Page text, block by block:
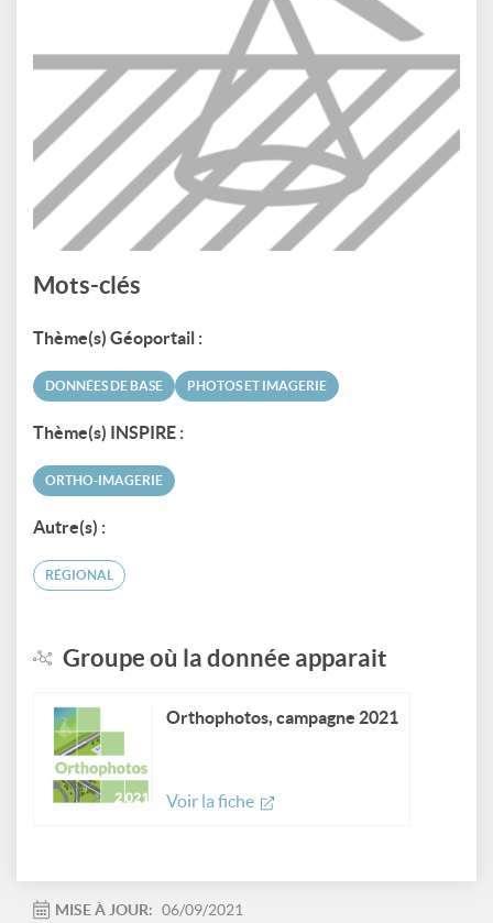
Mots-clés
Thème(s) Géoportail :
DONNÉES DE BASE PHOTOS ET IMAGERIE
Thème(s) INSPIRE :
ORTHO-IMAGERIE
Autre(s) :
RÉGIONAL
Groupe où la donnée apparait
Orthophotos, campagne 2021
Voir la fiche
MISE À JOUR: 06/09/2021